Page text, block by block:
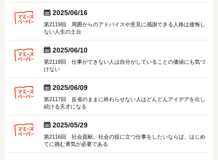
  2025/06/16
第2119回 周囲からのアドバイスや意見に感謝できる人格は後悔し
ない人生の土台
  2025/06/10
第2118回 仕事ができない人は自分がしていることの価値にも気づ
けない
  2025/06/09
第2117回 反省のままに終わらせない人はどんどんアイデアを出し
続ける天才になる
  2025/05/29
第2116回 社会貢献、社会の役に立つ仕事をしたいならば、はじめ
てに挑む勇気が必要である